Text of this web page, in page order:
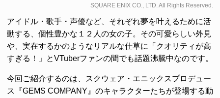
SQUARE ENIX CO., LTD. All Rights Reserved.
アイドル・歌手・声優など、それぞれ夢を叶えるために活
動する、個性豊かな１２人の女の子。その可愛らしい外見
や、実在するかのようなリアルな仕草に「クオリティが高
すぎる！」とVTuberファンの間でも話題沸騰中なのです。
今回ご紹介するのは、スクウェア・エニックスプロデュー
ス『GEMS COMPANY』のキャラクターたちが登場する動